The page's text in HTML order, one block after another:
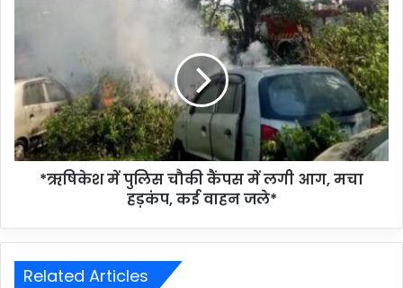
*ऋषिकेश में पुलिस चौकी कैंपस में लगी आग, मचा
हड़कंप, कई वाहन जले*
Related Articles